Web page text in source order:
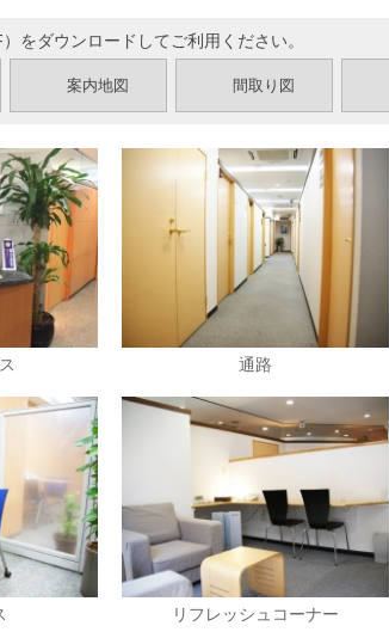
をダウンロードしてご利用ください。
案内地図 間取り図
通路
リフレッシュコーナー